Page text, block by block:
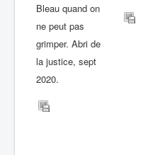
Bleau quand on
ne peut pas
grimper. Abri de
la justice, sept
2020.